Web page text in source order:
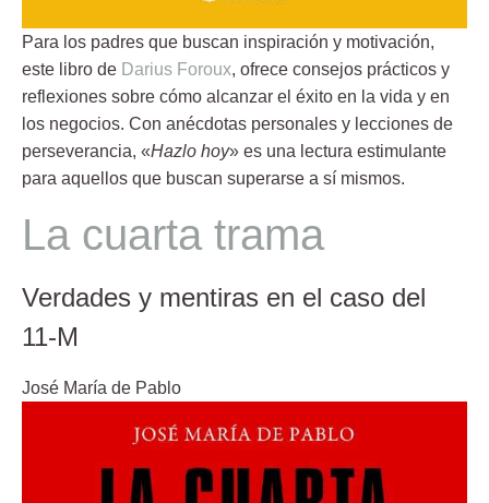
Para los padres que buscan inspiración y motivación,
este libro de Darius Foroux, ofrece consejos prácticos y
reflexiones sobre cómo alcanzar el éxito en la vida y en
los negocios. Con anécdotas personales y lecciones de
perseverancia, «Hazlo hoy» es una lectura estimulante
para aquellos que buscan superarse a sí mismos.
La cuarta trama
Verdades y mentiras en el caso del
11-M
José María de Pablo